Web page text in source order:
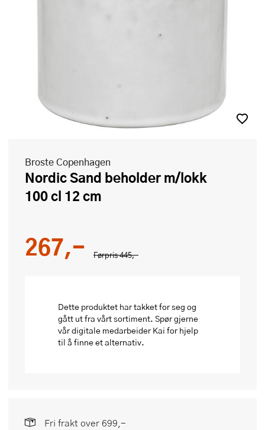
Broste Copenhagen
Nordic Sand beholder m/lokk
100 cl 12 cm
Førpris445,-
267,-
Dette produktet har takket for seg og
gått ut fra vårt sortiment. Spør gjerne
vår digitale medarbeider Kai for hjelp
til å finne et alternativ.
Fri frakt over 699,-